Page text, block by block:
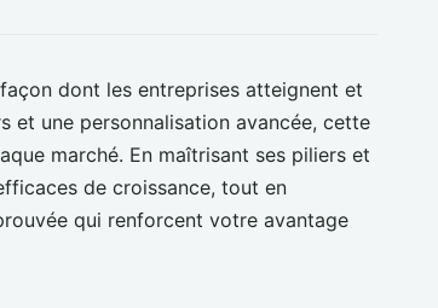
dont les entreprises atteignent et
et une personnalisation avancée, cette
marché. En maîtrisant ses piliers et
de croissance, tout en
qui renforcent votre avantage